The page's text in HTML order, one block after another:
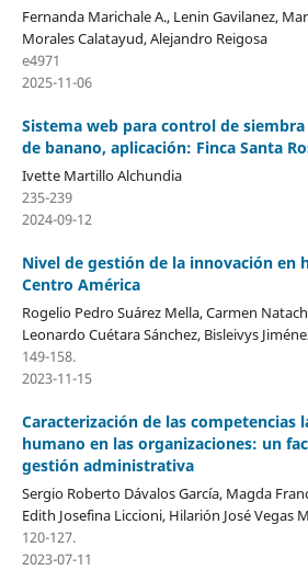
Fernanda Marichale A., Lenin Gavilanez,
Morales Calatayud, Alejandro Reigosa
e4971
2025-11-06
Sistema web para control de
de banano, aplicación: Finca Santa
Ivette Martillo Alchundia
235-239
2024-09-12
Nivel de gestión de la innovación en
Centro América
Rogelio Pedro Suárez Mella, Carmen
Leonardo Cuétara Sánchez, Bisleivys
149-158.
2023-11-15
Caracterización de las competencias
humano en las organizaciones: un
gestión administrativa
Sergio Roberto Dávalos García, Magda
Edith Josefina Liccioni, Hilarión José Vegas
120-127.
2023-07-11